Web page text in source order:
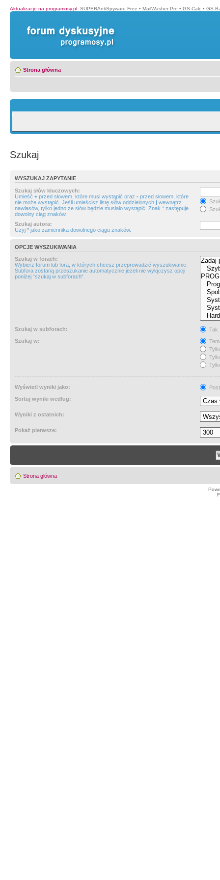
Aktualizacje na programosy.pl: SUPERAntiSpyware Free • MailWasher Pro • GS-Calc • GS-
Strona główna
Szukaj
WYSZUKAJ ZAPYTANIE
Szukaj słów kluczowych:
Umieść + przed słowem, które musi wystąpić oraz - przed słowem, które
nie może wystąpić. Jeśli umieścisz listę słów oddzielonych | wewnątrz
nawiasów, tylko jedno ze słów będzie musiało wystąpić. Znak * zastępuje
dowolny ciąg znaków.
Szukaj autora:
Użyj * jako zamiennika dowolnego ciągu znaków.
OPCJE WYSZUKIWANIA
Szukaj w forach:
Wybierz forum lub fora, w których chcesz przeprowadzić wyszukiwanie.
Subfora zostaną przeszukanie automatycznie jeżeli nie wyłączysz opcji
poniżej “szukaj w subforach“.
Szukaj w subforach:
Tak
Szukaj w:
Wyświetl wyniki jako:
Sortuj wyniki według:
Wyniki z ostatnich:
Pokaż pierwsze:
Strona główna